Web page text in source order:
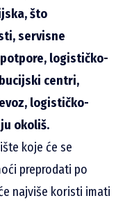
što
servisne
logističko-
centri,
logističko-
okoliš.
koje će se
preprodati po
najviše koristi imati